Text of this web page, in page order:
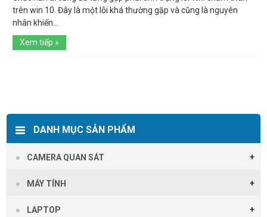
trên win 10. Đây là một lỗi khá thường gặp và cũng là nguyên
nhân khiến...
Xem tiếp »
DANH MỤC SẢN PHẨM
CAMERA QUAN SÁT
MÁY TÍNH
LAPTOP